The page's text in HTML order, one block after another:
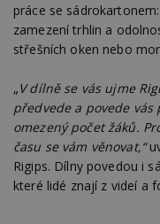
práce se
zamezení trhlin a
střešních oken nebo
„V dílně se vás ujme
předvede a povede
omezený počet žáků.
času se vám věnovat,“
Rigips. Dílny povedou i
které lidé znají z videí a